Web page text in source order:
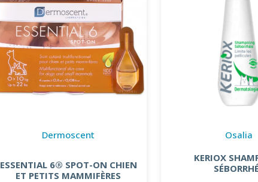
Dermoscent
ESSENTIAL 6® SPOT-ON CHIEN
ET PETITS MAMMIFÈRES
Osalia
KERIOX